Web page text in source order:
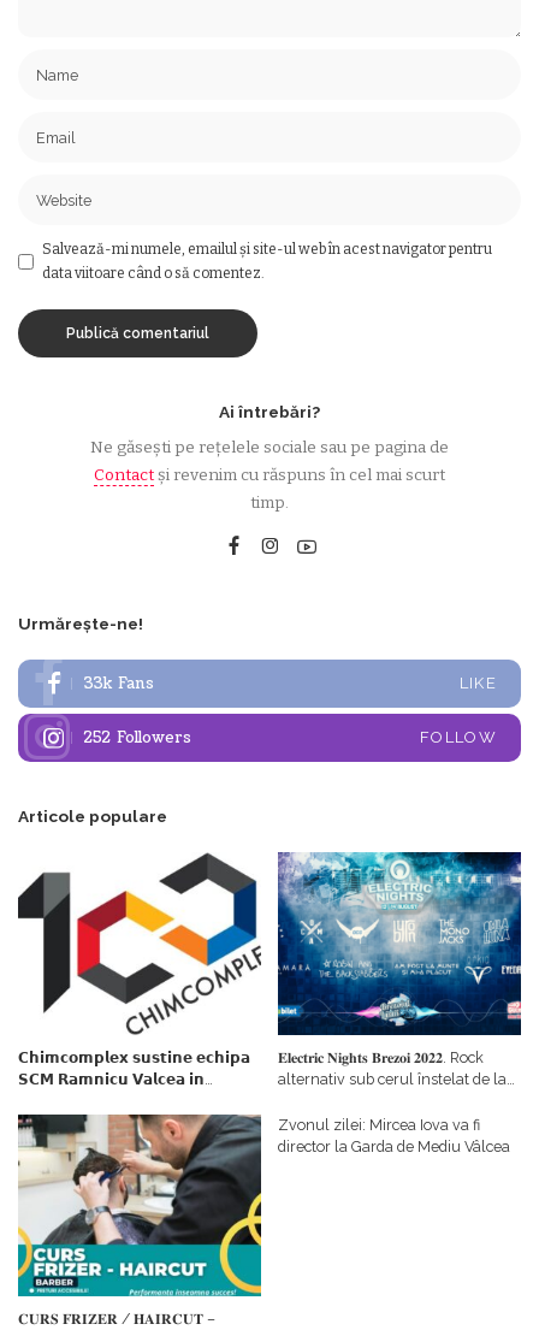
Salvează-mi numele, emailul și site-ul web în acest navigator pentru
data viitoare când o să comentez.
Ai întrebări?
Ne găsești pe rețelele sociale sau pe pagina de
Contactși revenim cu răspuns în cel mai scurt
timp.
Urmărește-ne!
33k Fans LIKE
252 Followers FOLLOW
Articole populare
𝗖𝗵𝗶𝗺𝗰𝗼𝗺𝗽𝗹𝗲𝘅 𝘀𝘂𝘀𝘁𝗶𝗻𝗲 𝗲𝗰𝗵𝗶𝗽𝗮
𝗦𝗖𝗠 𝗥𝗮𝗺𝗻𝗶𝗰𝘂 𝗩𝗮𝗹𝗰𝗲𝗮 𝗶𝗻
𝗳𝗶𝗻𝗮𝗻𝘁𝗮𝘁𝗼𝗿
𝐄𝐥𝐞𝐜𝐭𝐫𝐢𝐜 𝐍𝐢𝐠𝐡𝐭𝐬 𝐁𝐫𝐞𝐳𝐨𝐢 𝟐𝟎𝟐𝟐. Rock
alternativ sub cerul înstelat de la
𝐂𝐔𝐑𝐒 𝐅𝐑𝐈𝐙𝐄𝐑 / 𝐇𝐀𝐈𝐑𝐂𝐔𝐓 –
Zvonul zilei: Mircea Iova va fi
director la Garda de Mediu Vâlcea